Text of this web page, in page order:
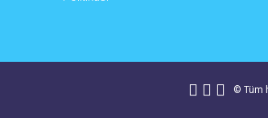
© Tüm